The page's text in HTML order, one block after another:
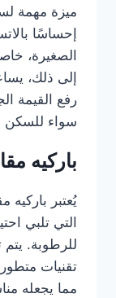
ميزة مهمة
إحساسًا
الصغيرة،
إلى ذلك،
رفع القيمة
سواء للسكن
باركيه
يُعتبر
التي تلبي
للرطوبة. يتم
تقنيات
مما يجعله